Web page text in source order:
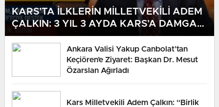
KARS’TA İLKLERİN MİLLETVEKİLİ ADEM
ÇALKIN: 3 YIL 3 AYDA KARS’A DAMGA
VURAN HİZMETLER
Ankara Valisi Yakup Canbolat’tan
Keçiören’e Ziyaret: Başkan Dr. Mesut
Özarslan Ağırladı
Kars Milletvekili Adem Çalkın: “Birlik